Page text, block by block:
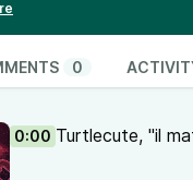
e VPN combinati: è
utili e il tuo contributo
di TOR
rimediare. E allora ho
divulgatore
0
0:00 Turtlecute, "il